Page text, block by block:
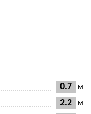
0.7 м
2.2 м